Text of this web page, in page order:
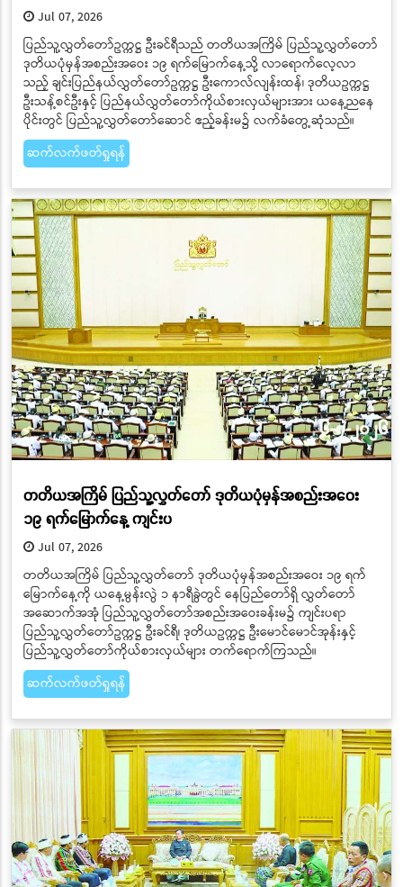
Jul 07, 2026
ပြည်သူ့လွှတ်တော်ဥက္ကဋ္ဌ ဦးခင်ရီသည် တတိယအကြိမ် ပြည်သူ့လွှတ်တော်
ဒုတိယပုံမှန်အစည်းအဝေး ၁၉ ရက်မြောက်နေ့သို့ လာရောက်လေ့လာ
သည့် ချင်းပြည်နယ်လွှတ်တော်ဥက္ကဋ္ဌ ဦးကောလ်လျန်းထန်၊ ဒုတိယဥက္ကဋ္ဌ
ဦးသန့်စင်ဦးနှင့် ပြည်နယ်လွှတ်တော်ကိုယ်စားလှယ်များအား ယနေ့ညနေ
ပိုင်းတွင် ပြည်သူ့လွှတ်တော်ဆောင် ဧည့်ခန်းမ၌ လက်ခံတွေ့ဆုံသည်။
ဆက်လက်ဖတ်ရှုရန်
တတိယအကြိမ် ပြည်သူ့လွှတ်တော် ဒုတိယပုံမှန်အစည်းအဝေး
၁၉ ရက်မြောက်နေ့ ကျင်းပ
Jul 07, 2026
တတိယအကြိမ် ပြည်သူ့လွှတ်တော် ဒုတိယပုံမှန်အစည်းအဝေး ၁၉ ရက်
မြောက်နေ့ကို ယနေ့မွန်းလွဲ ၁ နာရီခွဲတွင် နေပြည်တော်ရှိ လွှတ်တော်
အဆောက်အအုံ ပြည်သူ့လွှတ်တော်အစည်းအဝေးခန်းမ၌ ကျင်းပရာ
ပြည်သူ့လွှတ်တော်ဥက္ကဋ္ဌ ဦးခင်ရီ၊ ဒုတိယဥက္ကဋ္ဌ ဦးမောင်မောင်အုန်းနှင့်
ပြည်သူ့လွှတ်တော်ကိုယ်စားလှယ်များ တက်ရောက်ကြသည်။
ဆက်လက်ဖတ်ရှုရန်